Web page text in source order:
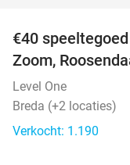
€40
Zoom,
Level One
Breda (+2 locaties)
Verkocht: 1.190